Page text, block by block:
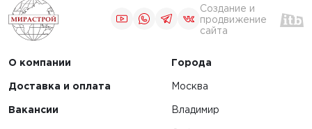
Создание и
продвижение
сайта
О компании
Доставка и оплата
Вакансии
Города
Москва
Владимир